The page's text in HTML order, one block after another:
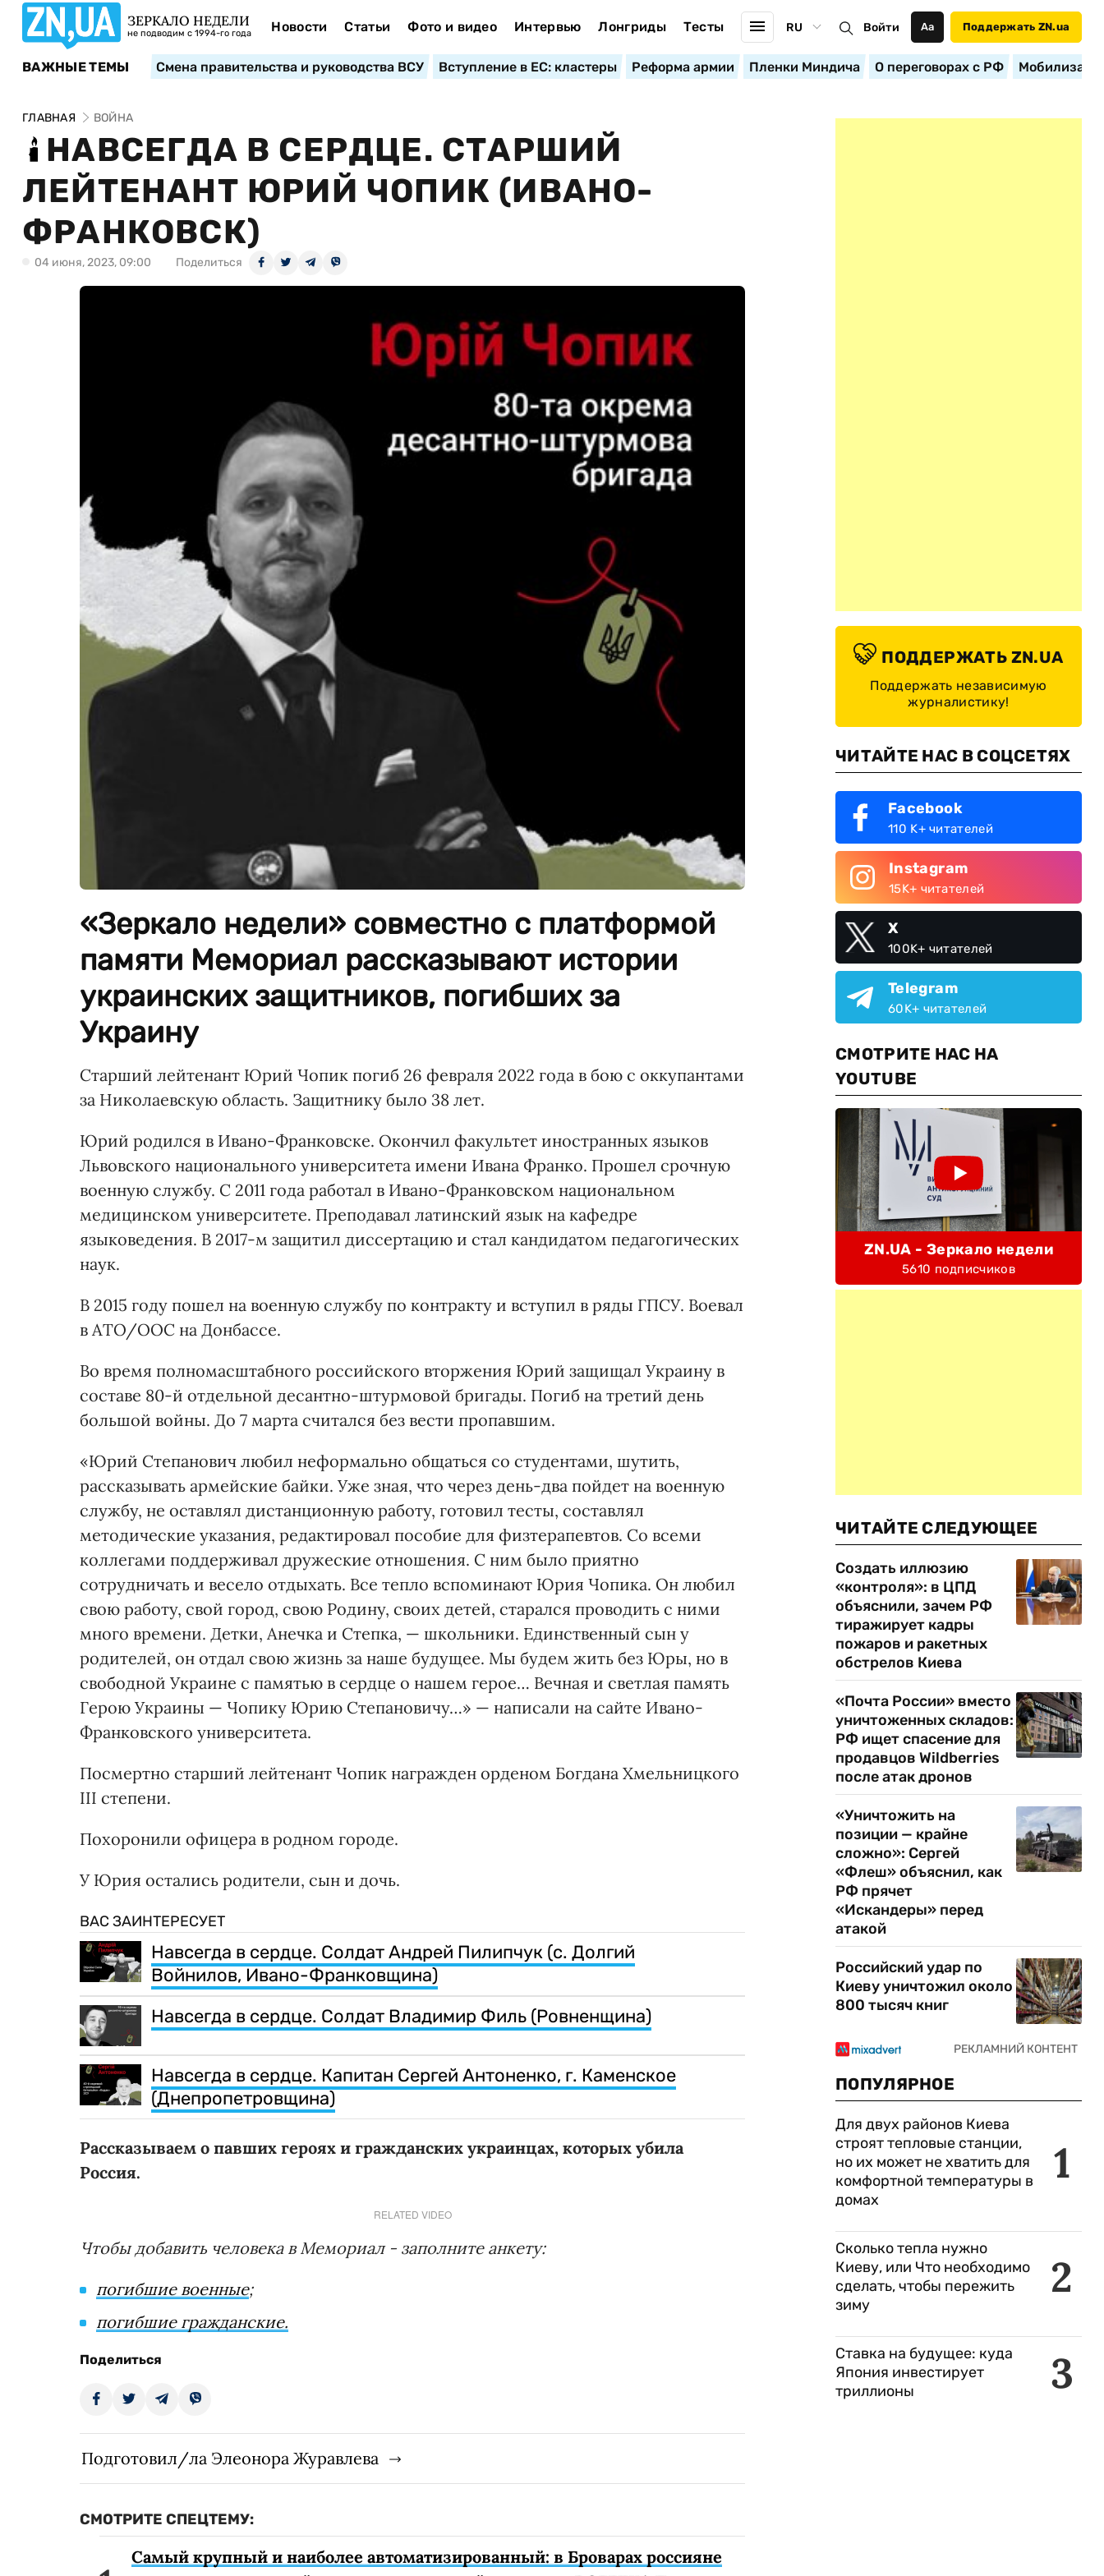
ЗЕРКАЛО НЕДЕЛИ
не подводим с 1994-го года Новости Статьи Фото и видео Интервью Лонгриды Тесты RU Войти Аа Поддержать ZN.ua
ВАЖНЫЕ ТЕМЫ Смена правительства и руководства ВСУ Вступление в ЕС: кластеры Реформа армии Пленки Миндича О переговорах с РФ
ГЛАВНАЯ ВОЙНА
НАВСЕГДА В СЕРДЦЕ. СТАРШИЙ
ЛЕЙТЕНАНТ ЮРИЙ ЧОПИК (ИВАНО-
ФРАНКОВСК)
04 июня, 2023, 09:00 Поделиться
«Зеркало недели» совместно с платформой
памяти Мемориал рассказывают истории
украинских защитников, погибших за
Украину
Старший лейтенант Юрий Чопик погиб 26 февраля 2022 года в бою с оккупантами
за Николаевскую область. Защитнику было 38 лет.
Юрий родился в Ивано-Франковске. Окончил факультет иностранных языков
Львовского национального университета имени Ивана Франко. Прошел срочную
военную службу. С 2011 года работал в Ивано-Франковском национальном
медицинском университете. Преподавал латинский язык на кафедре
языковедения. В 2017-м защитил диссертацию и стал кандидатом педагогических
наук.
В 2015 году пошел на военную службу по контракту и вступил в ряды ГПСУ. Воевал
в АТО/ООС на Донбассе.
Во время полномасштабного российского вторжения Юрий защищал Украину в
составе 80-й отдельной десантно-штурмовой бригады. Погиб на третий день
большой войны. До 7 марта считался без вести пропавшим.
«Юрий Степанович любил неформально общаться со студентами, шутить,
рассказывать армейские байки. Уже зная, что через день-два пойдет на военную
службу, не оставлял дистанционную работу, готовил тесты, составлял
методические указания, редактировал пособие для физтерапевтов. Со всеми
коллегами поддерживал дружеские отношения. С ним было приятно
сотрудничать и весело отдыхать. Все тепло вспоминают Юрия Чопика. Он любил
свою работу, свой город, свою Родину, своих детей, старался проводить с ними
много времени. Детки, Анечка и Степка, — школьники. Единственный сын у
родителей, он отдал свою жизнь за наше будущее. Мы будем жить без Юры, но в
свободной Украине с памятью в сердце о нашем герое… Вечная и светлая память
Герою Украины — Чопику Юрию Степановичу…» — написали на сайте Ивано-
Франковского университета.
Посмертно старший лейтенант Чопик награжден орденом Богдана Хмельницкого
III степени.
Похоронили офицера в родном городе.
У Юрия остались родители, сын и дочь.
ВАС ЗАИНТЕРЕСУЕТ
Навсегда в сердце. Солдат Андрей Пилипчук (с. Долгий
Войнилов, Ивано-Франковщина)
Навсегда в сердце. Солдат Владимир Филь (Ровненщина)
Навсегда в сердце. Капитан Сергей Антоненко, г. Каменское
(Днепропетровщина)
Рассказываем о павших героях и гражданских украинцах, которых убила
Россия.
RELATED VIDEO
Чтобы добавить человека в Мемориал - заполните анкету:
погибшие военные;
погибшие гражданские.
Поделиться
Подготовил/ла Элеонора Журавлева
СМОТРИТЕ СПЕЦТЕМУ:
Самый крупный и наиболее автоматизированный: в Броварах россияне
ПОДДЕРЖАТЬ ZN.UA
Поддержать независимую
журналистику!
ЧИТАЙТЕ НАС В СОЦСЕТЯХ
Facebook
110 K+ читателей
Instagram
15K+ читателей
X
100K+ читателей
Telegram
60K+ читателей
СМОТРИТЕ НАС НА
YOUTUBE
ZN.UA - Зеркало недели
5610 подписчиков
ЧИТАЙТЕ СЛЕДУЮЩЕЕ
Создать иллюзию
«контроля»: в ЦПД
объяснили, зачем РФ
тиражирует кадры
пожаров и ракетных
обстрелов Киева
«Почта России» вместо
уничтоженных складов:
РФ ищет спасение для
продавцов Wildberries
после атак дронов
«Уничтожить на
позиции — крайне
сложно»: Сергей
«Флеш» объяснил, как
РФ прячет
«Искандеры» перед
атакой
Российский удар по
Киеву уничтожил около
800 тысяч книг
ПОПУЛЯРНОЕ
1
Для двух районов Киева
строят тепловые станции,
но их может не хватить для
комфортной температуры в
домах
2
Сколько тепла нужно
Киеву, или Что необходимо
сделать, чтобы пережить
зиму
3
Ставка на будущее: куда
Япония инвестирует
триллионы